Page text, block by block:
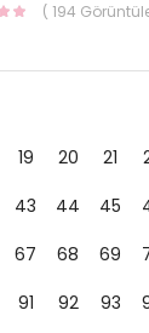
( 194
19 20 21
43 44 45
67 68 69
91 92 93